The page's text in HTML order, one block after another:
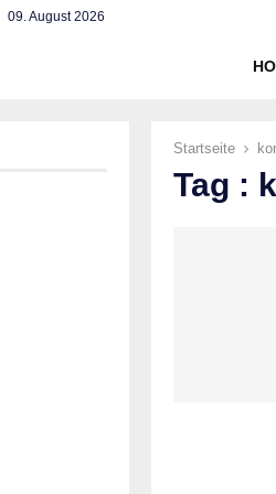
09. August 2026
Startseite
Tag :